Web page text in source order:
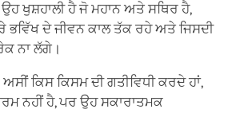
ਖੁਸ਼ਹਾਲੀ ਹੈ ਜੋ ਮਹਾਨ ਅਤੇ ਸਥਿਰ ਹੈ,
ਭਵਿੱਖ ਦੇ ਜੀਵਨ ਕਾਲ ਤੱਕ ਰਹੇ ਅਤੇ ਜਿਸਦੀ
ਨਾ ਲੱਗੇ।
ਕਿਸ ਕਿਸਮ ਦੀ ਗਤੀਵਿਧੀ ਕਰਦੇ ਹਾਂ,
ਨਹੀਂ ਹੈ, ਪਰ ਉਹ ਸਕਾਰਾਤਮਕ